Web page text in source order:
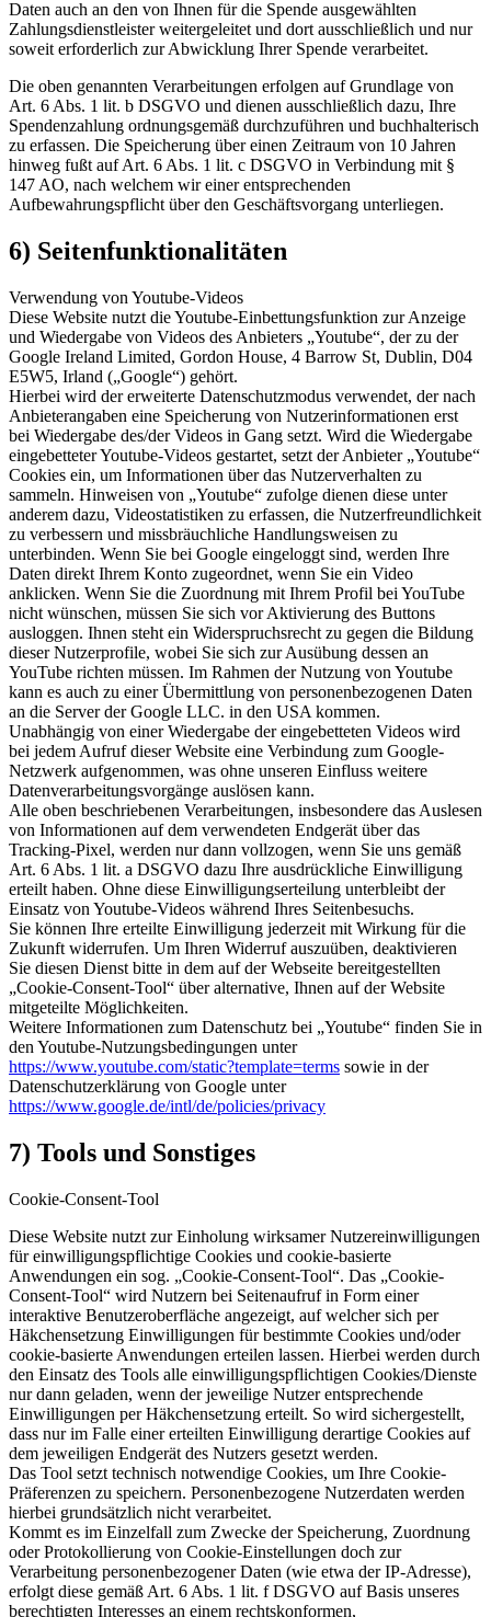
Daten auch an den von Ihnen für die Spende ausgewählten
Zahlungsdienstleister weitergeleitet und dort ausschließlich und nur
soweit erforderlich zur Abwicklung Ihrer Spende verarbeitet.
Die oben genannten Verarbeitungen erfolgen auf Grundlage von
Art. 6 Abs. 1 lit. b DSGVO und dienen ausschließlich dazu, Ihre
Spendenzahlung ordnungsgemäß durchzuführen und buchhalterisch
zu erfassen. Die Speicherung über einen Zeitraum von 10 Jahren
hinweg fußt auf Art. 6 Abs. 1 lit. c DSGVO in Verbindung mit §
147 AO, nach welchem wir einer entsprechenden
Aufbewahrungspflicht über den Geschäftsvorgang unterliegen.
6) Seitenfunktionalitäten
Verwendung von Youtube-Videos
Diese Website nutzt die Youtube-Einbettungsfunktion zur Anzeige
und Wiedergabe von Videos des Anbieters „Youtube“, der zu der
Google Ireland Limited, Gordon House, 4 Barrow St, Dublin, D04
E5W5, Irland („Google“) gehört.
Hierbei wird der erweiterte Datenschutzmodus verwendet, der nach
Anbieterangaben eine Speicherung von Nutzerinformationen erst
bei Wiedergabe des/der Videos in Gang setzt. Wird die Wiedergabe
eingebetteter Youtube-Videos gestartet, setzt der Anbieter „Youtube“
Cookies ein, um Informationen über das Nutzerverhalten zu
sammeln. Hinweisen von „Youtube“ zufolge dienen diese unter
anderem dazu, Videostatistiken zu erfassen, die Nutzerfreundlichkeit
zu verbessern und missbräuchliche Handlungsweisen zu
unterbinden. Wenn Sie bei Google eingeloggt sind, werden Ihre
Daten direkt Ihrem Konto zugeordnet, wenn Sie ein Video
anklicken. Wenn Sie die Zuordnung mit Ihrem Profil bei YouTube
nicht wünschen, müssen Sie sich vor Aktivierung des Buttons
ausloggen. Ihnen steht ein Widerspruchsrecht zu gegen die Bildung
dieser Nutzerprofile, wobei Sie sich zur Ausübung dessen an
YouTube richten müssen. Im Rahmen der Nutzung von Youtube
kann es auch zu einer Übermittlung von personenbezogenen Daten
an die Server der Google LLC. in den USA kommen.
Unabhängig von einer Wiedergabe der eingebetteten Videos wird
bei jedem Aufruf dieser Website eine Verbindung zum Google-
Netzwerk aufgenommen, was ohne unseren Einfluss weitere
Datenverarbeitungsvorgänge auslösen kann.
Alle oben beschriebenen Verarbeitungen, insbesondere das Auslesen
von Informationen auf dem verwendeten Endgerät über das
Tracking-Pixel, werden nur dann vollzogen, wenn Sie uns gemäß
Art. 6 Abs. 1 lit. a DSGVO dazu Ihre ausdrückliche Einwilligung
erteilt haben. Ohne diese Einwilligungserteilung unterbleibt der
Einsatz von Youtube-Videos während Ihres Seitenbesuchs.
Sie können Ihre erteilte Einwilligung jederzeit mit Wirkung für die
Zukunft widerrufen. Um Ihren Widerruf auszuüben, deaktivieren
Sie diesen Dienst bitte in dem auf der Webseite bereitgestellten
„Cookie-Consent-Tool“ über alternative, Ihnen auf der Website
mitgeteilte Möglichkeiten.
Weitere Informationen zum Datenschutz bei „Youtube“ finden Sie in
den Youtube-Nutzungsbedingungen unter
https://www.youtube.com/static?template=terms sowie in der
Datenschutzerklärung von Google unter
https://www.google.de/intl/de/policies/privacy
7) Tools und Sonstiges
Cookie-Consent-Tool
Diese Website nutzt zur Einholung wirksamer Nutzereinwilligungen
für einwilligungspflichtige Cookies und cookie-basierte
Anwendungen ein sog. „Cookie-Consent-Tool“. Das „Cookie-
Consent-Tool“ wird Nutzern bei Seitenaufruf in Form einer
interaktive Benutzeroberfläche angezeigt, auf welcher sich per
Häkchensetzung Einwilligungen für bestimmte Cookies und/oder
cookie-basierte Anwendungen erteilen lassen. Hierbei werden durch
den Einsatz des Tools alle einwilligungspflichtigen Cookies/Dienste
nur dann geladen, wenn der jeweilige Nutzer entsprechende
Einwilligungen per Häkchensetzung erteilt. So wird sichergestellt,
dass nur im Falle einer erteilten Einwilligung derartige Cookies auf
dem jeweiligen Endgerät des Nutzers gesetzt werden.
Das Tool setzt technisch notwendige Cookies, um Ihre Cookie-
Präferenzen zu speichern. Personenbezogene Nutzerdaten werden
hierbei grundsätzlich nicht verarbeitet.
Kommt es im Einzelfall zum Zwecke der Speicherung, Zuordnung
oder Protokollierung von Cookie-Einstellungen doch zur
Verarbeitung personenbezogener Daten (wie etwa der IP-Adresse),
erfolgt diese gemäß Art. 6 Abs. 1 lit. f DSGVO auf Basis unseres
berechtigten Interesses an einem rechtskonformen,